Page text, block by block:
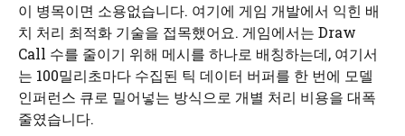
이 병목이면 소용없습니다. 여기에 게임 개발에서 익힌 배
치 처리 최적화 기술을 접목했어요. 게임에서는 Draw
Call 수를 줄이기 위해 메시를 하나로 배칭하는데, 여기서
는 100밀리초마다 수집된 틱 데이터 버퍼를 한 번에 모델
인퍼런스 큐로 밀어넣는 방식으로 개별 처리 비용을 대폭
줄였습니다.